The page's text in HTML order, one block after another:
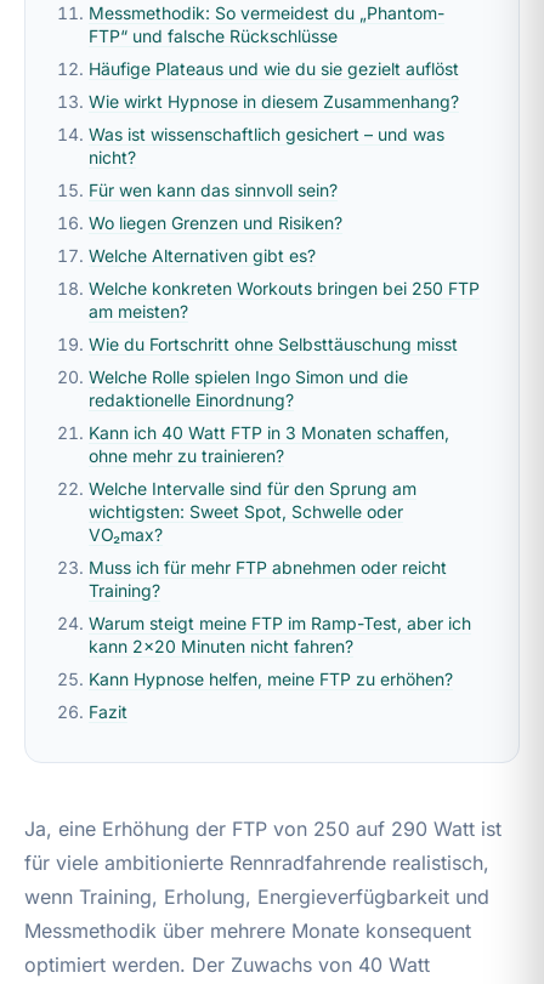
Messmethodik: So vermeidest du „Phantom-
FTP“ und falsche Rückschlüsse
Häufige Plateaus und wie du sie gezielt auflöst
Wie wirkt Hypnose in diesem Zusammenhang?
Was ist wissenschaftlich gesichert – und was
nicht?
Für wen kann das sinnvoll sein?
Wo liegen Grenzen und Risiken?
Welche Alternativen gibt es?
Welche konkreten Workouts bringen bei 250 FTP
am meisten?
Wie du Fortschritt ohne Selbsttäuschung misst
Welche Rolle spielen Ingo Simon und die
redaktionelle Einordnung?
Kann ich 40 Watt FTP in 3 Monaten schaffen,
ohne mehr zu trainieren?
Welche Intervalle sind für den Sprung am
wichtigsten: Sweet Spot, Schwelle oder
VO₂max?
Muss ich für mehr FTP abnehmen oder reicht
Training?
Warum steigt meine FTP im Ramp-Test, aber ich
kann 2×20 Minuten nicht fahren?
Kann Hypnose helfen, meine FTP zu erhöhen?
Fazit
Ja, eine Erhöhung der FTP von 250 auf 290 Watt ist
für viele ambitionierte Rennradfahrende realistisch,
wenn Training, Erholung, Energieverfügbarkeit und
Messmethodik über mehrere Monate konsequent
optimiert werden. Der Zuwachs von 40 Watt